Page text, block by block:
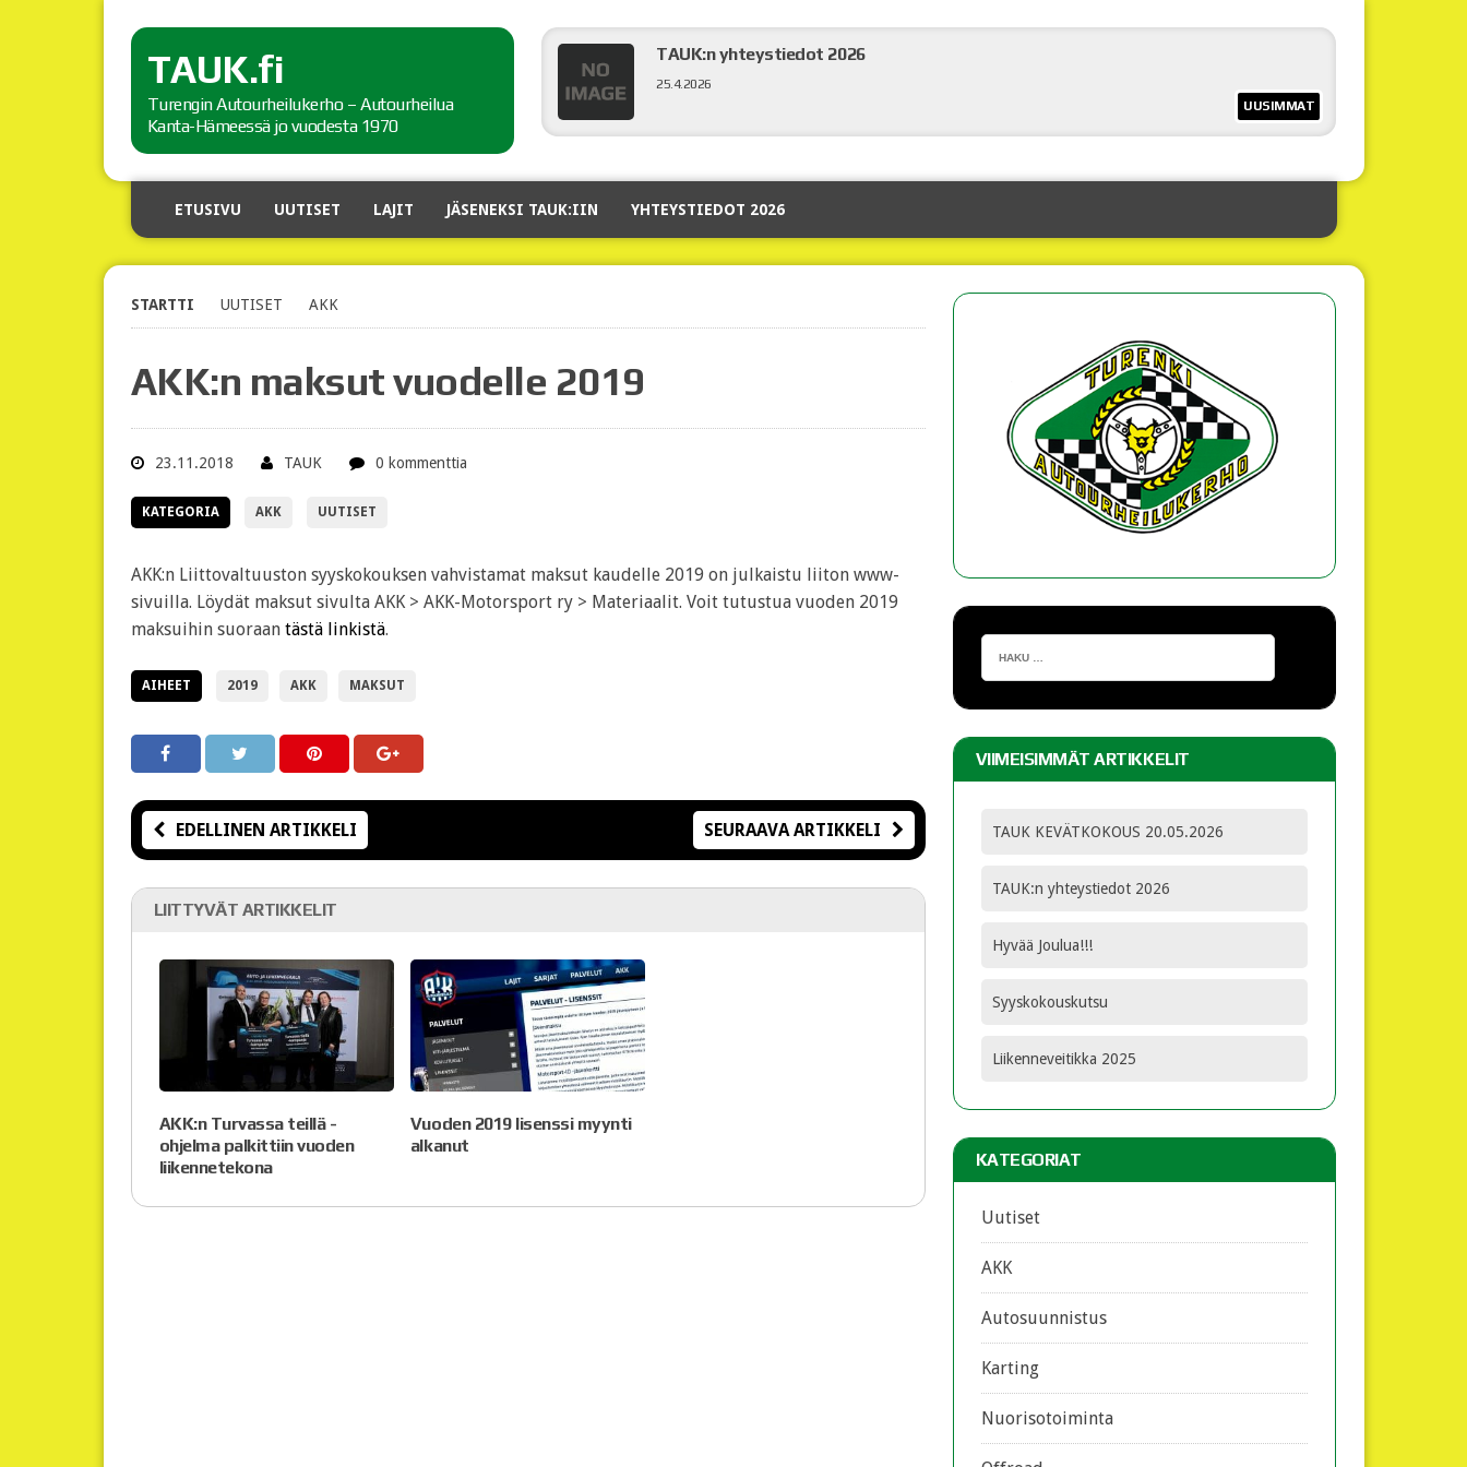
TAUK.fi
Turengin Autourheilukerho – Autourheilua
Kanta-Hämeessä jo vuodesta 1970
UUSIMMAT
TAUK:n yhteystiedot 2026
25.4.2026
Hyvää Joulua!!!
20.12.2025
Liikenneveitikka 2025
ETUSIVU UUTISET LAJIT JÄSENEKSI TAUK:IIN YHTEYSTIEDOT 2026
STARTTI UUTISET AKK
AKK:n maksut vuodelle 2019
23.11.2018 TAUK 0 kommenttia
KATEGORIA AKK UUTISET
AKK:n Liittovaltuuston syyskokouksen vahvistamat maksut kaudelle 2019 on julkaistu liiton www-
sivuilla. Löydät maksut sivulta AKK > AKK-Motorsport ry > Materiaalit. Voit tutustua vuoden 2019
maksuihin suoraan tästä linkistä.
AIHEET 2019 AKK MAKSUT
EDELLINEN ARTIKKELI SEURAAVA ARTIKKELI
LIITTYVÄT ARTIKKELIT
AKK:n Turvassa teillä -
ohjelma palkittiin vuoden
liikennetekona
Vuoden 2019 lisenssi myynti
alkanut
VIIMEISIMMÄT ARTIKKELIT
TAUK KEVÄTKOKOUS 20.05.2026
TAUK:n yhteystiedot 2026
Hyvää Joulua!!!
Syyskokouskutsu
Liikenneveitikka 2025
KATEGORIAT
Uutiset
AKK
Autosuunnistus
Karting
Nuorisotoiminta